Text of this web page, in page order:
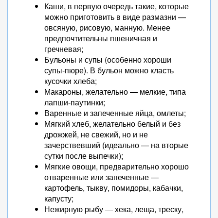
Каши, в первую очередь такие, которые
можно приготовить в виде размазни —
овсяную, рисовую, манную. Менее
предпочтительны пшеничная и
гречневая;
Бульоны и супы (особенно хороши
супы-пюре). В бульон можно класть
кусочки хлеба;
Макароны, желательно — мелкие, типа
лапши-паутинки;
Варенные и запеченные яйца, омлеты;
Мягкий хлеб, желательно белый и без
дрожжей, не свежий, но и не
зачерствевший (идеально — на вторые
сутки после выпечки);
Мягкие овощи, предварительно хорошо
отваренные или запеченные —
картофель, тыкву, помидоры, кабачки,
капусту;
Нежирную рыбу — хека, леща, треску,